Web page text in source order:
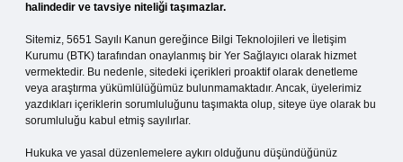
halindedir ve tavsiye niteliği taşımazlar.
Sitemiz, 5651 Sayılı Kanun gereğince Bilgi Teknolojileri ve İletişim
Kurumu (BTK) tarafından onaylanmış bir Yer Sağlayıcı olarak hizmet
vermektedir. Bu nedenle, sitedeki içerikleri proaktif olarak denetleme
veya araştırma yükümlülüğümüz bulunmamaktadır. Ancak, üyelerimiz
yazdıkları içeriklerin sorumluluğunu taşımakta olup, siteye üye olarak bu
sorumluluğu kabul etmiş sayılırlar.
Hukuka ve yasal düzenlemelere aykırı olduğunu düşündüğünüz